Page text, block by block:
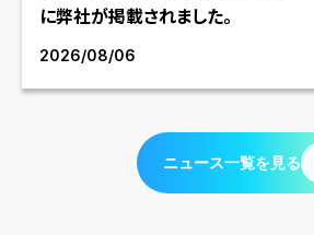
に弊社が掲載されました。
2026/08/06
ニュース一覧を見る